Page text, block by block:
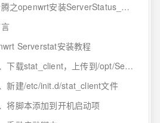
N1折腾之openwrt安装ServerStatus_Rust客户端
Serverstat安装教程
1、下载stat_client，上传到/opt/ServerStatus目录
新建/etc/init.d/stat_client文件
将脚本添加到开机启动项
绍了ServerStat在Linux VPS的安
来防止重启导致数据丢失的问
装了openwrt的n1旁路由上安装
何在LiNUX VPS上手动安装
的可以访问之前的博文：1）随时
状态——Serverstat部署折腾之